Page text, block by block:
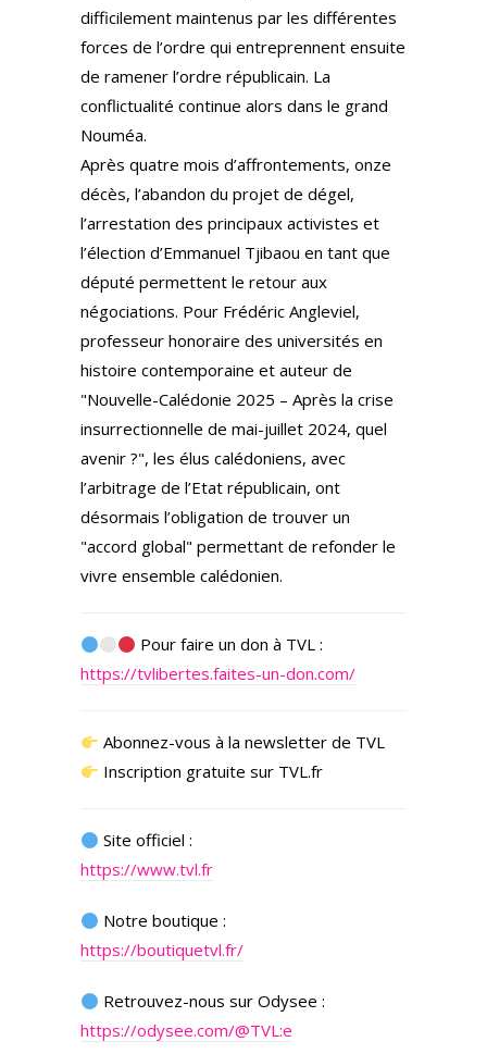
difficilement maintenus par les différentes
forces de l’ordre qui entreprennent ensuite
de ramener l’ordre républicain. La
conflictualité continue alors dans le grand
Nouméa.
Après quatre mois d’affrontements, onze
décès, l’abandon du projet de dégel,
l’arrestation des principaux activistes et
l’élection d’Emmanuel Tjibaou en tant que
député permettent le retour aux
négociations. Pour Frédéric Angleviel,
professeur honoraire des universités en
histoire contemporaine et auteur de
"Nouvelle-Calédonie 2025 – Après la crise
insurrectionnelle de mai-juillet 2024, quel
avenir ?", les élus calédoniens, avec
l’arbitrage de l’Etat républicain, ont
désormais l’obligation de trouver un
"accord global" permettant de refonder le
vivre ensemble calédonien.
Pour faire un don à TVL :
https://tvlibertes.faites-un-don.com/
Abonnez-vous à la newsletter de TVL
Inscription gratuite sur TVL.fr
Site officiel :
https://www.tvl.fr
Notre boutique :
https://boutiquetvl.fr/
Retrouvez-nous sur Odysee :
https://odysee.com/@TVL:e